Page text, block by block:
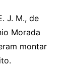
J. M., de
Morada
montar